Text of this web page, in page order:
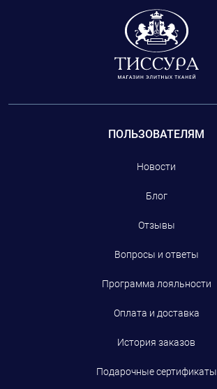
ПОЛЬЗОВАТЕЛЯМ
Новости
Блог
Отзывы
Вопросы и ответы
Программа лояльности
Оплата и доставка
История заказов
Подарочные сертификаты